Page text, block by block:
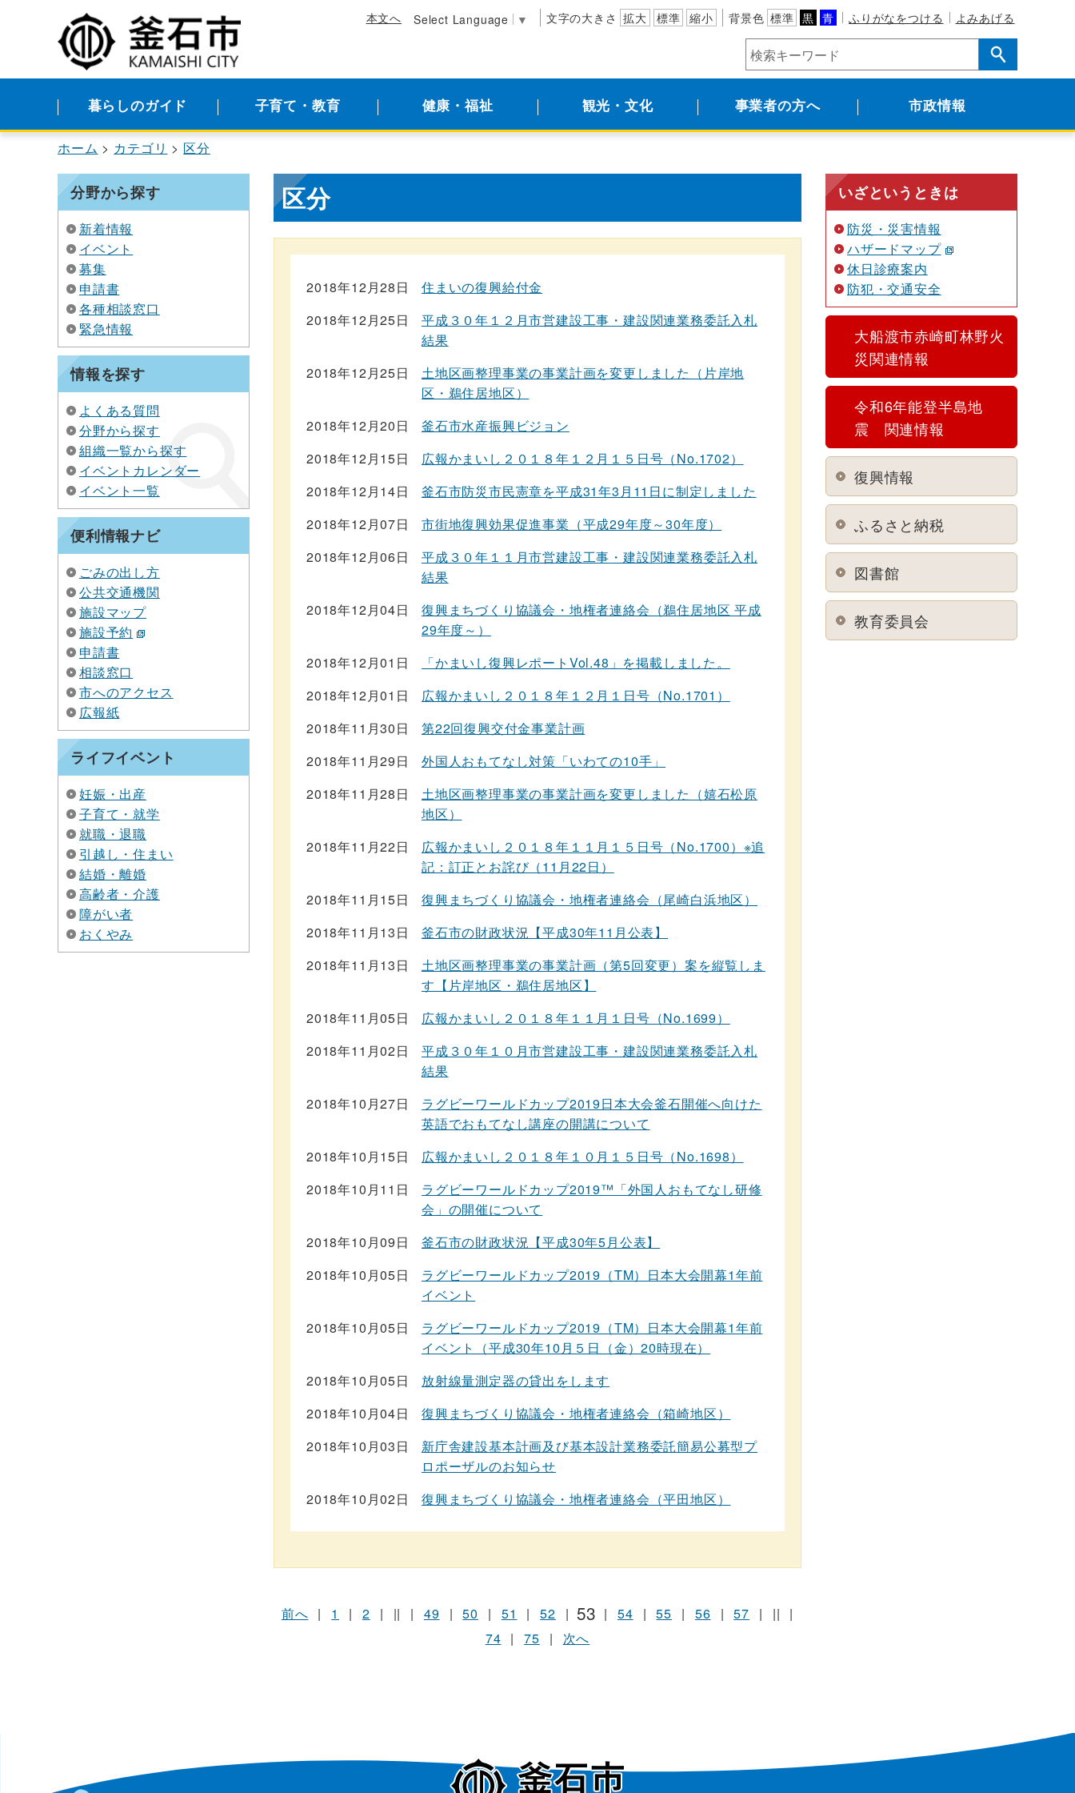
本文へ Select Language ▼ 文字の大きさ 拡大 標準 縮小 背景色 標準 黒 青 ふりがなをつける よみあげる
暮らしのガイド 子育て・教育 健康・福祉 観光・文化 事業者の方へ 市政情報
ホーム カテゴリ 区分
分野から探す
新着情報
イベント
募集
申請書
各種相談窓口
緊急情報
情報を探す
よくある質問
分野から探す
組織一覧から探す
イベントカレンダー
イベント一覧
便利情報ナビ
ごみの出し方
公共交通機関
施設マップ
施設予約
申請書
相談窓口
市へのアクセス
広報紙
ライフイベント
妊娠・出産
子育て・就学
就職・退職
引越し・住まい
結婚・離婚
高齢者・介護
障がい者
おくやみ
区分
2018年12月28日
住まいの復興給付金
2018年12月25日
平成３０年１２月市営建設工事・建設関連業務委託入札
結果
2018年12月25日
土地区画整理事業の事業計画を変更しました（片岸地
区・鵜住居地区）
2018年12月20日
釜石市水産振興ビジョン
2018年12月15日
広報かまいし２０１８年１２月１５日号（No.1702）
2018年12月14日
釜石市防災市民憲章を平成31年3月11日に制定しました
2018年12月07日
市街地復興効果促進事業（平成29年度～30年度）
2018年12月06日
平成３０年１１月市営建設工事・建設関連業務委託入札
結果
2018年12月04日
復興まちづくり協議会・地権者連絡会（鵜住居地区 平成
29年度～）
2018年12月01日
「かまいし復興レポートVol.48」を掲載しました。
2018年12月01日
広報かまいし２０１８年１２月１日号（No.1701）
2018年11月30日
第22回復興交付金事業計画
2018年11月29日
外国人おもてなし対策「いわての10手」
2018年11月28日
土地区画整理事業の事業計画を変更しました（嬉石松原
地区）
2018年11月22日
広報かまいし２０１８年１１月１５日号（No.1700）※追
記：訂正とお詫び（11月22日）
2018年11月15日
復興まちづくり協議会・地権者連絡会（尾崎白浜地区）
2018年11月13日
釜石市の財政状況【平成30年11月公表】
2018年11月13日
土地区画整理事業の事業計画（第5回変更）案を縦覧しま
す【片岸地区・鵜住居地区】
2018年11月05日
広報かまいし２０１８年１１月１日号（No.1699）
2018年11月02日
平成３０年１０月市営建設工事・建設関連業務委託入札
結果
2018年10月27日
ラグビーワールドカップ2019日本大会釜石開催へ向けた
英語でおもてなし講座の開講について
2018年10月15日
広報かまいし２０１８年１０月１５日号（No.1698）
2018年10月11日
ラグビーワールドカップ2019™「外国人おもてなし研修
会」の開催について
2018年10月09日
釜石市の財政状況【平成30年5月公表】
2018年10月05日
ラグビーワールドカップ2019（TM）日本大会開幕1年前
イベント
2018年10月05日
ラグビーワールドカップ2019（TM）日本大会開幕1年前
イベント（平成30年10月５日（金）20時現在）
2018年10月05日
放射線量測定器の貸出をします
2018年10月04日
復興まちづくり協議会・地権者連絡会（箱崎地区）
2018年10月03日
新庁舎建設基本計画及び基本設計業務委託簡易公募型プ
ロポーザルのお知らせ
2018年10月02日
復興まちづくり協議会・地権者連絡会（平田地区）
前へ | 1 | 2 | || | 49 | 50 | 51 | 52 | 53 | 54 | 55 | 56 | 57 | ||
|
74 | 75 | 次へ
いざというときは
防災・災害情報
ハザードマップ
休日診療案内
防犯・交通安全
大船渡市赤崎町林野火
災関連情報
令和6年能登半島地
震 関連情報
復興情報
ふるさと納税
図書館
教育委員会